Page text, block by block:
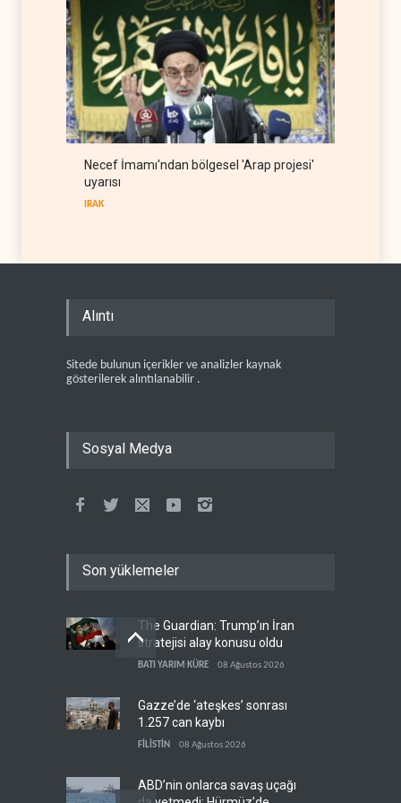
Necef İmamı'ndan bölgesel 'Arap projesi'
uyarısı
IRAK
Alıntı
Sitede bulunun içerikler ve analizler kaynak
gösterilerek alıntılanabilir .
Sosyal Medya
Son yüklemeler
The Guardian: Trump’ın İran
stratejisi alay konusu oldu
BATI YARIM KÜRE 08 Ağustos 2026
Gazze’de ‘ateşkes’ sonrası
1.257 can kaybı
FİLİSTİN 08 Ağustos 2026
ABD’nin onlarca savaş uçağı